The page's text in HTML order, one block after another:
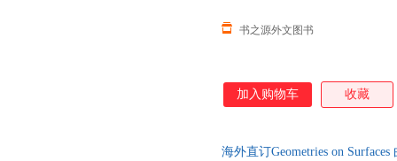
书之源外文图书
加入购物车 收藏
海外直订Geometries on